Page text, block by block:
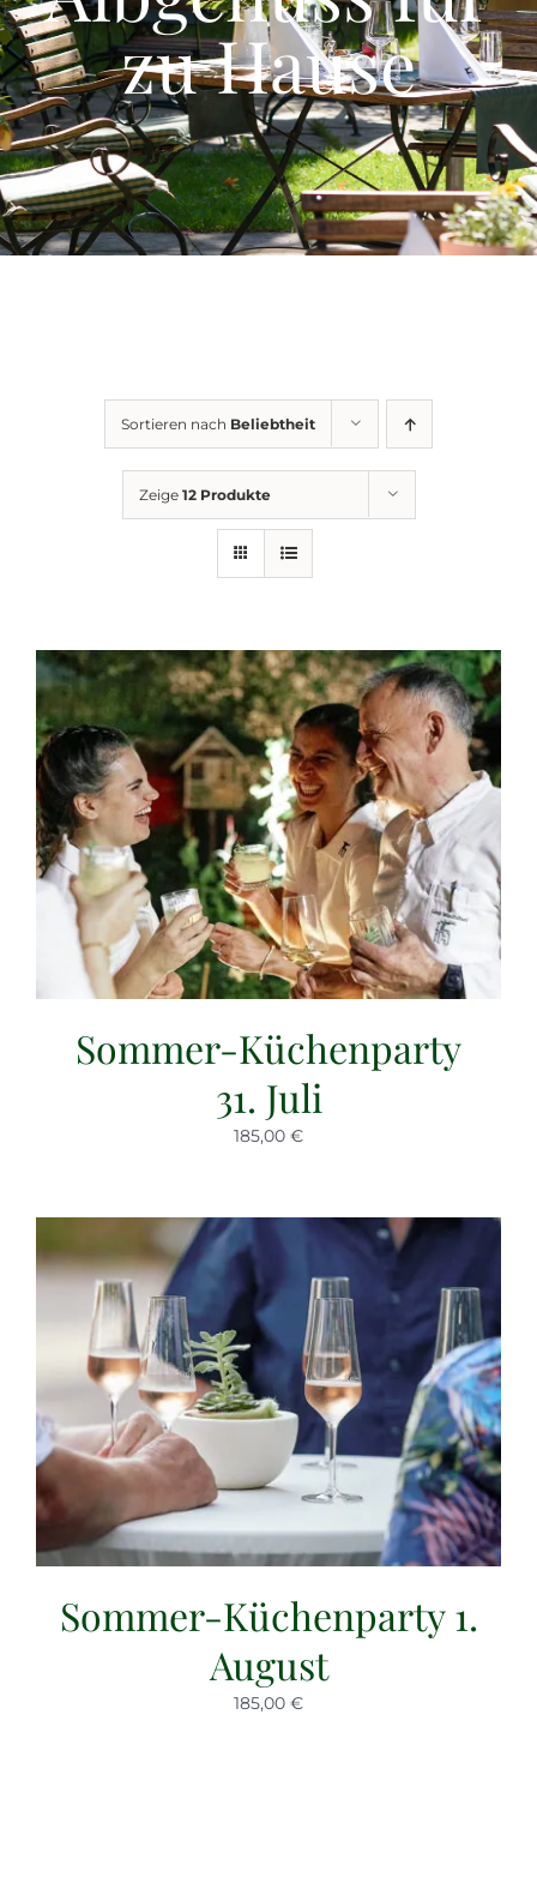
Events
Gutscheine
Schwäbische Alb
News
zu Hause
Sortieren nach Beliebtheit
Zeige 12 Produkte
Sommer-Küchenparty
31. Juli
185,00 €
Sommer-Küchenparty 1.
August
185,00 €